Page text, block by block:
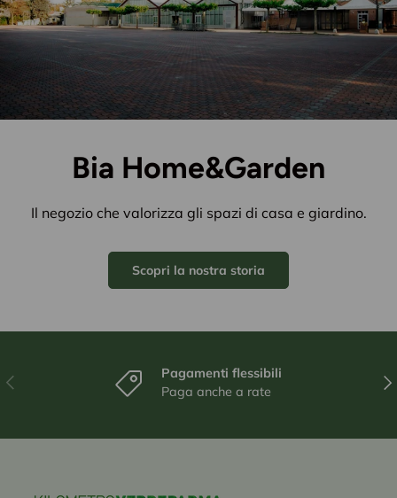
Bia Home&Garden
Il negozio che valorizza gli spazi di casa e giardino.
Scopri la nostra storia
Indietro
Pagamenti flessibili
Paga anche a rate